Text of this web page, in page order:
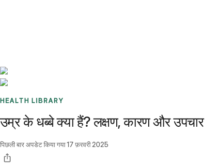
HEALTH LIBRARY
उम्र के धब्बे क्या हैं? लक्षण, कारण और उपचार
पिछली बार अपडेट किया गया17 फ़रवरी 2025